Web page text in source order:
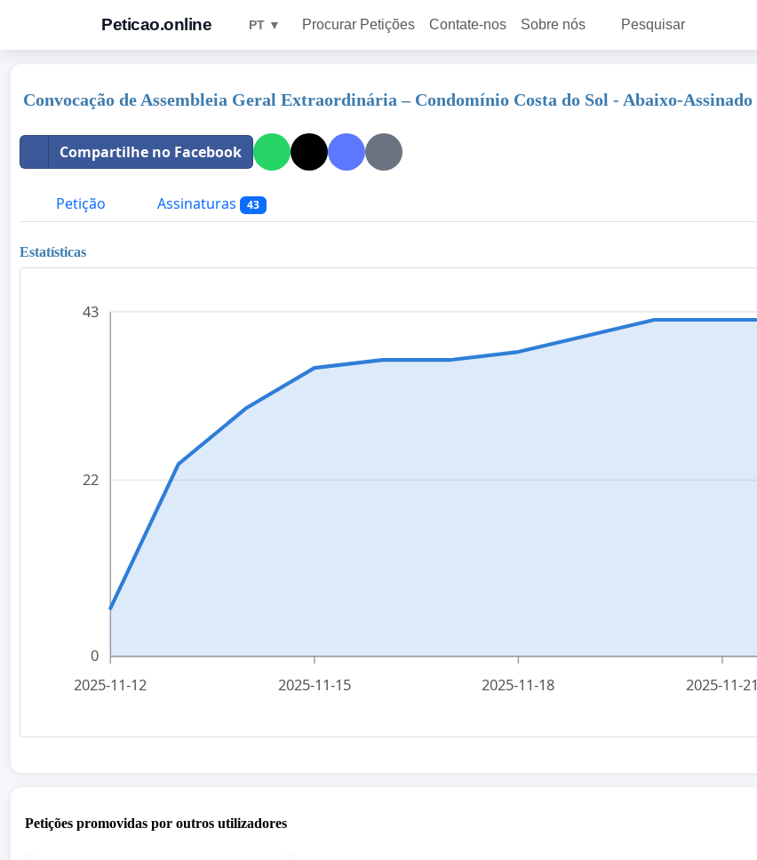
Peticao.online PT ▼ Procurar Petições Contate-nos Sobre nós Pesquisar
Convocação de Assembleia Geral Extraordinária – Condomínio Costa do Sol - Abaixo-Assinado
Compartilhe no Facebook
Petição Assinaturas 43
Estatísticas
0
22
43
2025-11-12 2025-11-15 2025-11-18 2025-11-21
Petições promovidas por outros utilizadores